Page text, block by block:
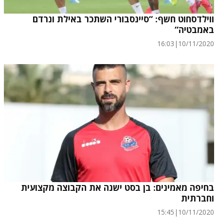
ווילדסחוט חשף: “סיינסבורי השתכר באילת ונרדם
באמבטיה”
10/11/2020
|
16:03
בחיפה מאמינים: בן בסט ישנה את הקבוצה מקצועית
וחברתית
10/11/2020
|
15:45